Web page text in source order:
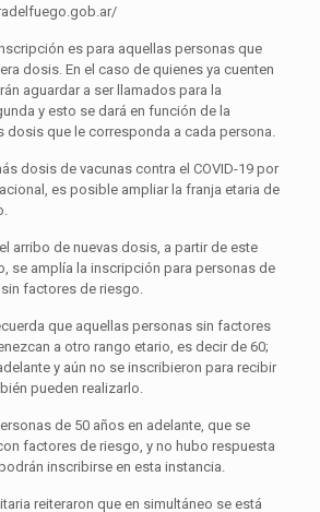
es para aquellas personas que
dosis. En el caso de quienes ya cuenten
aguardar a ser llamados para la
y esto se dará en función de la
que le corresponda a cada persona.
dosis de vacunas contra el COVID-19 por
es posible ampliar la franja etaria de
arribo de nuevas dosis, a partir de este
se amplía la inscripción para personas de
factores de riesgo.
que aquellas personas sin factores
a otro rango etario, es decir de 60;
y aún no se inscribieron para recibir
pueden realizarlo.
de 50 años en adelante, que se
factores de riesgo, y no hubo respuesta
inscribirse en esta instancia.
reiteraron que en simultáneo se está